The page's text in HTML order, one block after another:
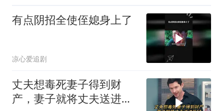
有点阴招全使侄媳身上了
凉心爱追剧
丈夫想毒死妻子得到财
产，妻子就将丈夫送进监